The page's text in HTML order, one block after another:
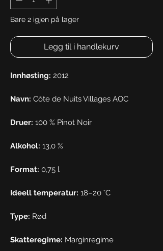
Bare 2 igjen på lager
Legg til i handlekurv
Innhøsting: 2012
Navn: Côte de Nuits Villages AOC
Druer: 100 % Pinot Noir
Alkohol: 13,0 %
Format: 0,75 l
Ideell temperatur: 18–20 °C
Type: Rød
Skatteregime: Marginregime